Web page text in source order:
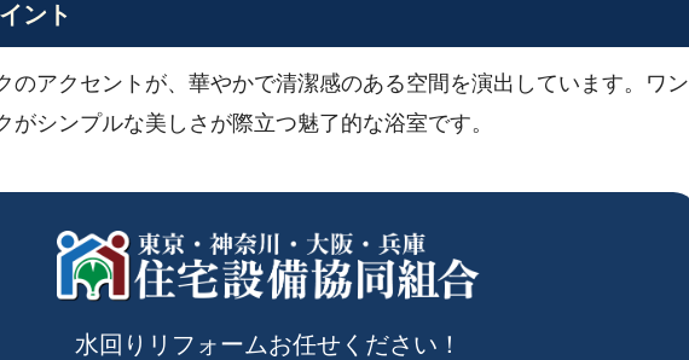
ント
のアクセントが、華やかで清潔感のある空間を演出しています。ワン
がシンプルな美しさが際立つ魅了的な浴室です。
水回りリフォームお任せください！